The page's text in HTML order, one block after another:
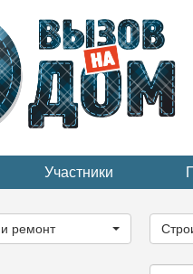
Участники
ремонт